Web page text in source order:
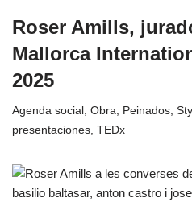
Roser Amills,
Mallorca
2025
Agenda social , Obra, Peinados,
presentaciones, TEDx